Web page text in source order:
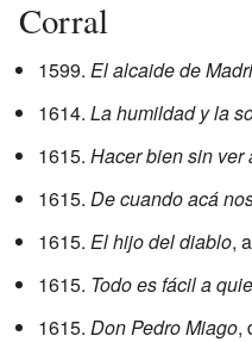
Corral
1599. El alcaide de
1614. La humildad y la
1615. Hacer bien sin ver
1615. De cuando acá
1615. El hijo del diablo,
1615. Todo es fácil a
1615. Don Pedro Miago,